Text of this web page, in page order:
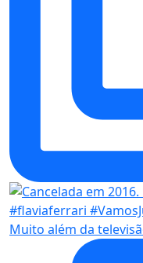
Muito além da